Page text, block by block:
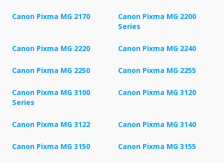
Canon Pixma MG 2170
Canon Pixma MG 2200
Series
Canon Pixma MG 2220 Canon Pixma MG 2240
Canon Pixma MG 2250 Canon Pixma MG 2255
Canon Pixma MG 3100
Series
Canon Pixma MG 3120
Canon Pixma MG 3122 Canon Pixma MG 3140
Canon Pixma MG 3150 Canon Pixma MG 3155